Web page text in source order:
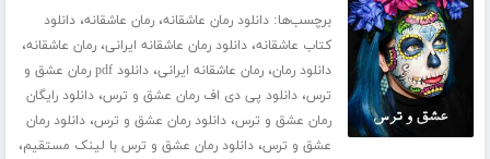
برچسب‌ها:دانلود رمان عاشقانه،رمان عاشقانه،دانلود
کتاب عاشقانه،دانلود رمان عاشقانه ایرانی،رمان عاشقانه،
دانلود رمان،رمان عاشقانه ایرانی،
دانلود pdf رمان عشق و
ترس،دانلود پی دی اف رمان عشق و ترس،دانلود رایگان
رمان عشق و ترس،دانلود رمان عشق و ترس،دانلود رمان
عشق و ترس،دانلود رمان عشق و ترس با لینک مستقیم،